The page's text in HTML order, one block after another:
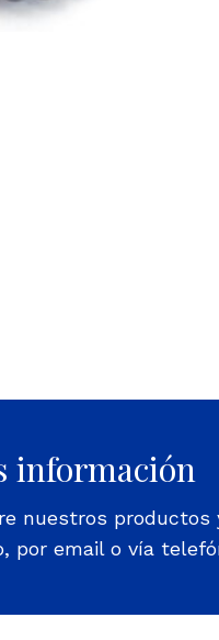
información
nuestros
por email o vía